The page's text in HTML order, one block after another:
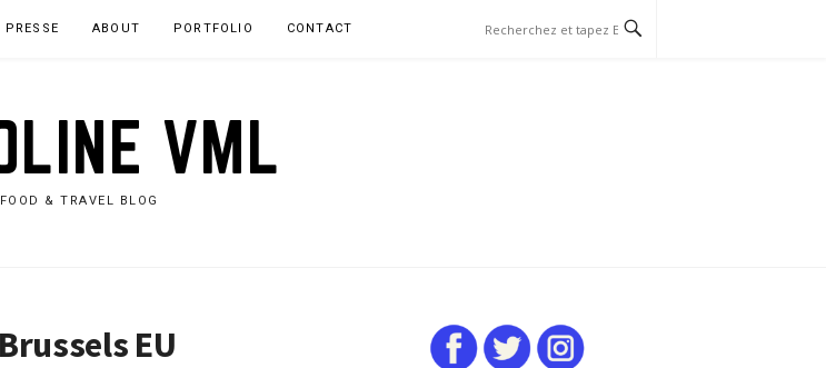
PRESSE ABOUT PORTFOLIO CONTACT
VML
FOOD & TRAVEL BLOG
EU